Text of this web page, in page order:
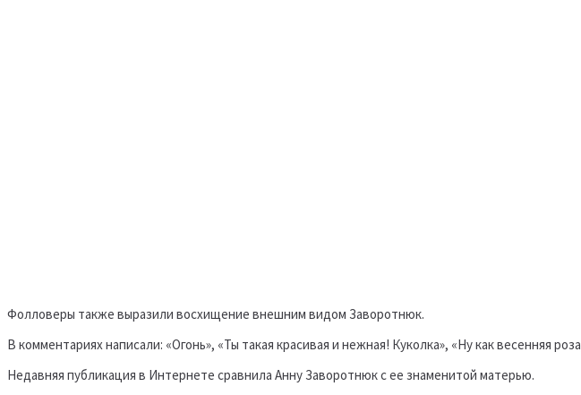
Фолловеры также выразили восхищение внешним видом Заворотнюк.
В комментариях написали: «Огонь», «Ты такая красивая и нежная! Куколка», «Ну как весенняя
Недавняя публикация в Интернете сравнила Анну Заворотнюк с ее знаменитой матерью.